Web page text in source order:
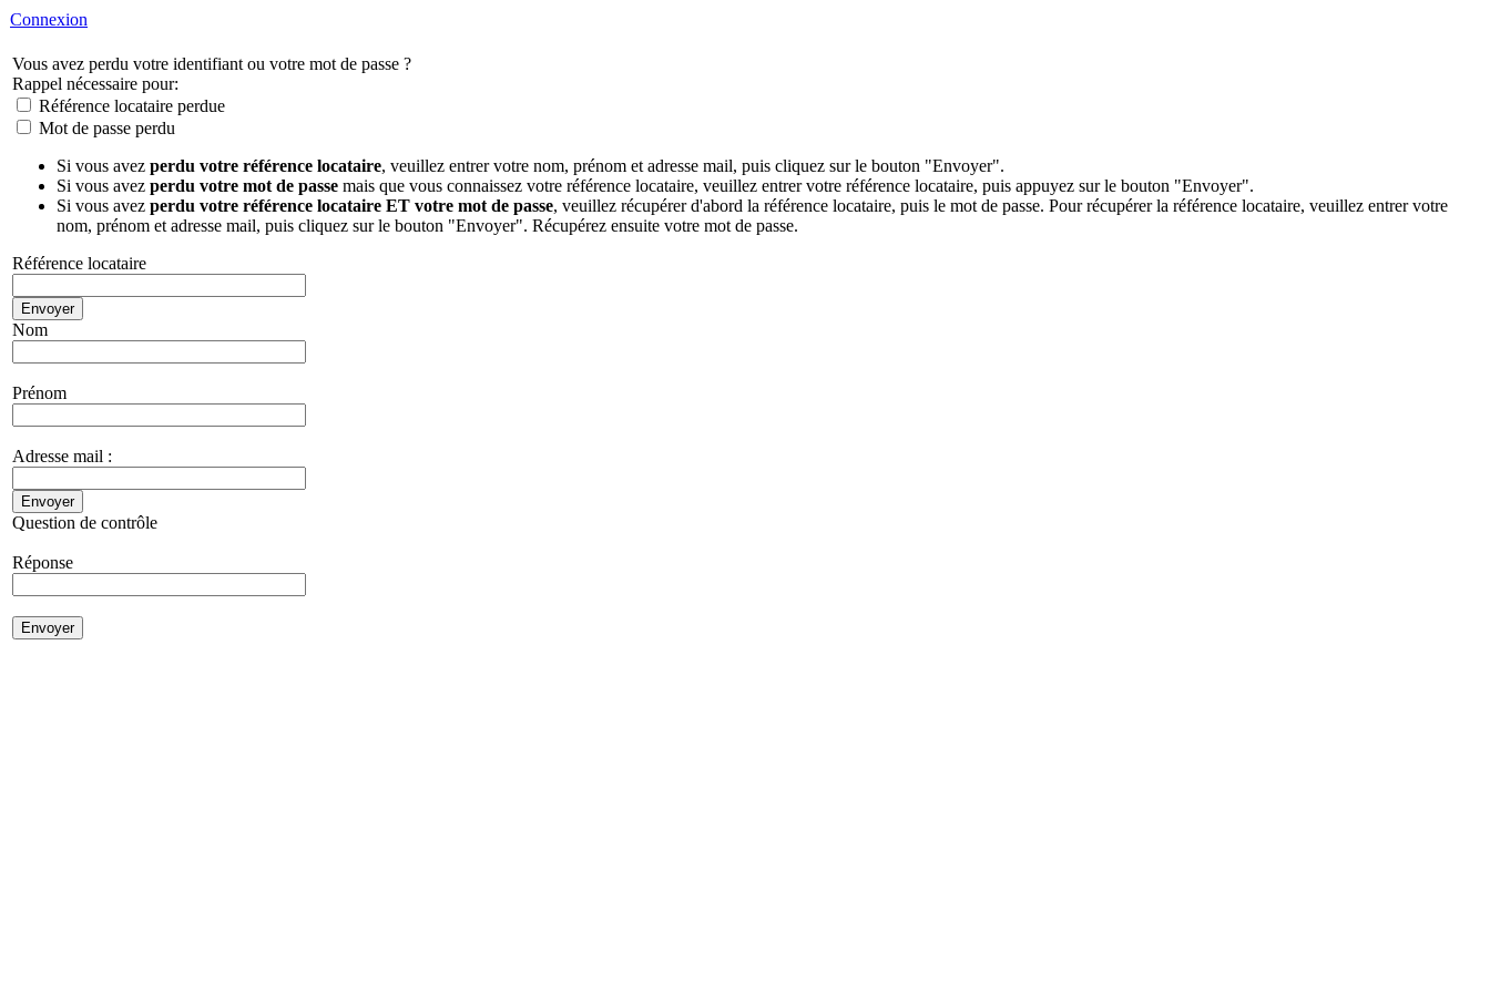
Connexion
Vous avez perdu votre identifiant ou votre mot de passe ?
Rappel nécessaire pour:
Référence locataire perdue
Mot de passe perdu
Si vous avez perdu votre référence locataire, veuillez entrer votre nom, prénom et adresse mail, puis cliquez sur le bouton "Envoyer".
Si vous avez perdu votre mot de passe mais que vous connaissez votre référence locataire, veuillez entrer votre référence locataire, puis appuyez sur le bouton "Envoyer".
Si vous avez perdu votre référence locataire ET votre mot de passe, veuillez récupérer d'abord la référence locataire, puis le mot de passe. Pour récupérer la référence locataire, veuillez entrer votre
nom, prénom et adresse mail, puis cliquez sur le bouton "Envoyer". Récupérez ensuite votre mot de passe.
Référence locataire
Nom
Prénom
Adresse mail :
Question de contrôle
Réponse